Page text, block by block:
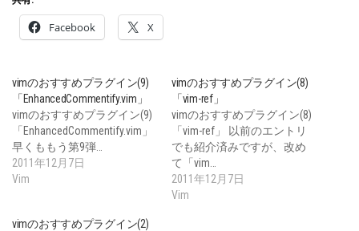
Facebook X
vimのおすすめプラグイン(9)
「EnhancedCommentify.vim」
vimのおすすめプラグイン(9)
「EnhancedCommentify.vim」
早くももう第9弾…
2011年12月7日
Vim
vimのおすすめプラグイン(8)
「vim-ref」
vimのおすすめプラグイン(8)
「vim-ref」 以前のエントリ
でも紹介済みですが、改め
て「vim…
2011年12月7日
Vim
vimのおすすめプラグイン(2)